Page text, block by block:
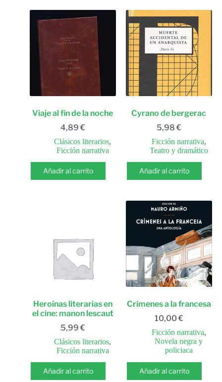
Viaje al fin de la noche
4,89 €
Clásicos literarios,
Ficción narrativa
Añadir al carrito
Cyrano de bergerac
5,98 €
Ficción narrativa,
Teatro y dramático
Añadir al carrito
Heroínas literarias en
el cine: manon lescaut
5,99 €
Clásicos literarios,
Ficción narrativa
Añadir al carrito
Crímenes a la francesa
10,00 €
Ficción narrativa,
Novela negra y
policiaca
Añadir al carrito